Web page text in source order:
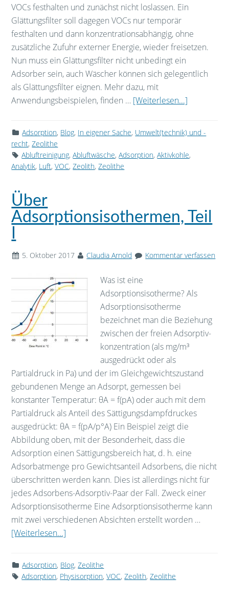
VOCs festhalten und zunächst nicht loslassen. Ein
Glättungsfilter soll dagegen VOCs nur temporär
festhalten und dann konzentrationsabhängig, ohne
zusätzliche Zufuhr externer Energie, wieder freisetzen.
Nun muss ein Glättungsfilter nicht unbedingt ein
Adsorber sein, auch Wäscher können sich gelegentlich
als Glättungsfilter eignen. Mehr dazu, mit
Anwendungsbeispielen, finden … [Weiterlesen...]
Adsorption, Blog, In eigener Sache, Umwelt(technik) und -
recht,Zeolithe
Abluftreinigung,Abluftwäsche,Adsorption,Aktivkohle,
Analytik, Luft,VOC,Zeolith,Zeolithe
Über
Adsorptionsisothermen, Teil
5. Oktober 2017 Claudia Arnold Kommentar verfassen
Was ist eine
Adsorptionsisotherme? Als
Adsorptionsisotherme
bezeichnet man die Beziehung
zwischen der freien Adsorptiv-
konzentration (als mg/m³
ausgedrückt oder als
Partialdruck in Pa) und der im Gleichgewichtszustand
gebundenen Menge an Adsorpt, gemessen bei
konstanter Temperatur: θA = f(pA) oder auch mit dem
Partialdruck als Anteil des Sättigungsdampfdruckes
ausgedrückt: θA = f(pA/p°A) Ein Beispiel zeigt die
Abbildung oben, mit der Besonderheit, dass die
Adsorption einen Sättigungsbereich hat, d. h. eine
Adsorbatmenge pro Gewichtsanteil Adsorbens, die nicht
überschritten werden kann. Dies ist allerdings nicht für
jedes Adsorbens-Adsorptiv-Paar der Fall. Zweck einer
Adsorptionsisotherme Eine Adsorptionsisotherme kann
mit zwei verschiedenen Absichten erstellt worden …
[Weiterlesen...]
Adsorption, Blog,Zeolithe
Adsorption, Physisorption,VOC,Zeolith,Zeolithe